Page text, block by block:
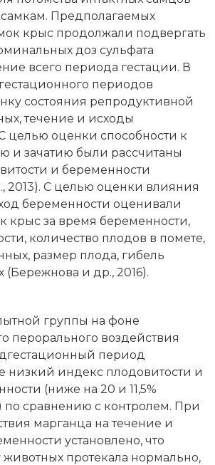
Предполагаемых
крыс продолжали подвергать
доз сульфата
всего периода гестации. В
периодов
состояния репродуктивной
течение и исходы
целью оценки способности к
и зачатию были рассчитаны
и беременности
2013). С целью оценки влияния
беременности оценивали
крыс за время беременности,
количество плодов в помете,
размер плода, гибель
и др., 2016).
группы на фоне
перорального воздействия
период
низкий индекс плодовитости и
(ниже на 20 и 11,5%
по сравнению с контролем. При
марганца на течение и
установлено, что
животных протекала нормально,